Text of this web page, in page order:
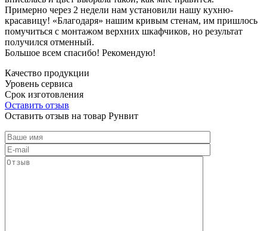
Примерно через 2 недели нам установили нашу кухню-
красавицу! «Благодаря» нашим кривым стенам, им пришлось
помучиться с монтажом верхних шкафчиков, но результат
получился отменный.
Большое всем спасибо! Рекомендую!
Качество продукции
Уровень сервиса
Срок изготовления
Оставить отзыв
Оставить отзыв на товар Рунвит